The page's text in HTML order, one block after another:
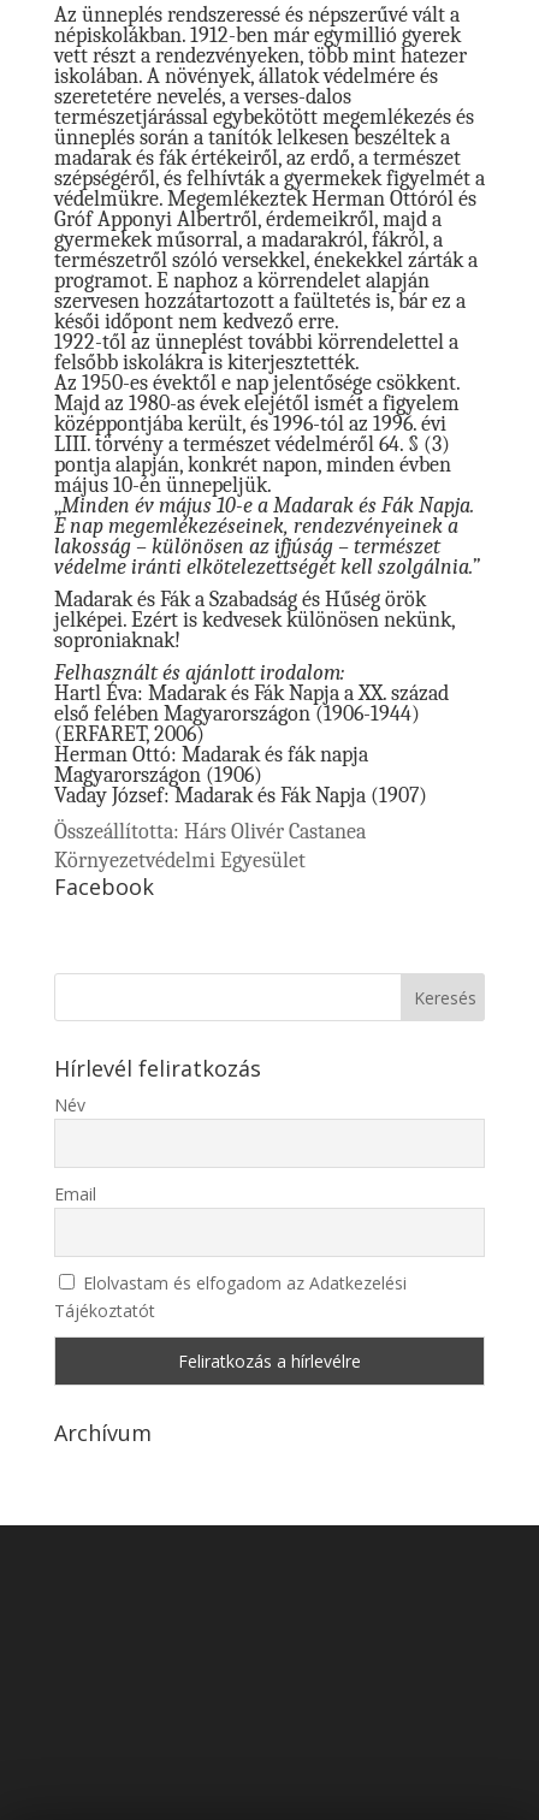
Az ünneplés rendszeressé és népszerűvé vált a
népiskolákban. 1912-ben már egymillió gyerek
vett részt a rendezvényeken, több mint hatezer
iskolában. A növények, állatok védelmére és
szeretetére nevelés, a verses-dalos
természetjárással egybekötött megemlékezés és
ünneplés során a tanítók lelkesen beszéltek a
madarak és fák értékeiről, az erdő, a természet
szépségéről, és felhívták a gyermekek figyelmét a
védelmükre. Megemlékeztek Herman Ottóról és
Gróf Apponyi Albertről, érdemeikről, majd a
gyermekek műsorral, a madarakról, fákról, a
természetről szóló versekkel, énekekkel zárták a
programot. E naphoz a körrendelet alapján
szervesen hozzátartozott a faültetés is, bár ez a
késői időpont nem kedvező erre.
1922-től az ünneplést további körrendelettel a
felsőbb iskolákra is kiterjesztették.
Az 1950-es évektől e nap jelentősége csökkent.
Majd az 1980-as évek elejétől ismét a figyelem
középpontjába került, és 1996-tól az 1996. évi
LIII. törvény a természet védelméről 64. § (3)
pontja alapján, konkrét napon, minden évben
május 10-én ünnepeljük.
„Minden év május 10-e a Madarak és Fák Napja.
E nap megemlékezéseinek, rendezvényeinek a
lakosság – különösen az ifjúság – természet
védelme iránti elkötelezettségét kell szolgálnia.”
Madarak és Fák a Szabadság és Hűség örök
jelképei. Ezért is kedvesek különösen nekünk,
soproniaknak!
Felhasznált és ajánlott irodalom:
Hartl Éva: Madarak és Fák Napja a XX. század
első felében Magyarországon (1906-1944)
(ERFARET, 2006)
Herman Ottó: Madarak és fák napja
Magyarországon (1906)
Vaday József: Madarak és Fák Napja (1907)
Összeállította: Hárs Olivér Castanea
Környezetvédelmi Egyesület
Facebook
Hírlevél feliratkozás
Név
Email
Elolvastam és elfogadom az Adatkezelési
Tájékoztatót
Archívum